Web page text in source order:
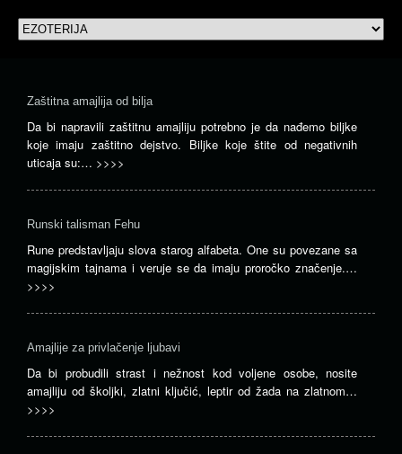
Zaštitna amajlija od bilja
Da bi napravili zaštitnu amajliju potrebno je da nađemo biljke
koje imaju zaštitno dejstvo. Biljke koje štite od negativnih
uticaja su:… >>>>
Runski talisman Fehu
Rune predstavljaju slova starog alfabeta. One su povezane sa
magijskim tajnama i veruje se da imaju proročko značenje.…
>>>>
Amajlije za privlačenje ljubavi
Da bi probudili strast i nežnost kod voljene osobe, nosite
amajliju od školjki, zlatni ključić, leptir od žada na zlatnom…
>>>>